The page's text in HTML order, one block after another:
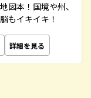
図本！国境や州、
もイキイキ！
詳細を見る